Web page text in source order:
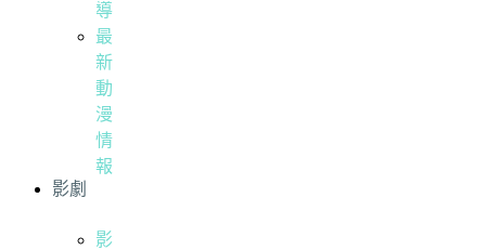
導
最
新
動
漫
情
報
影劇
影